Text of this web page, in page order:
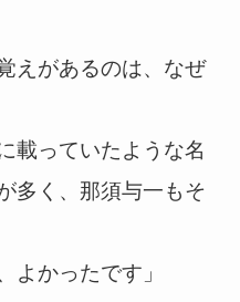
えがあるのは、なぜ
載っていたような名
多く、那須与一もそ
よかったです」